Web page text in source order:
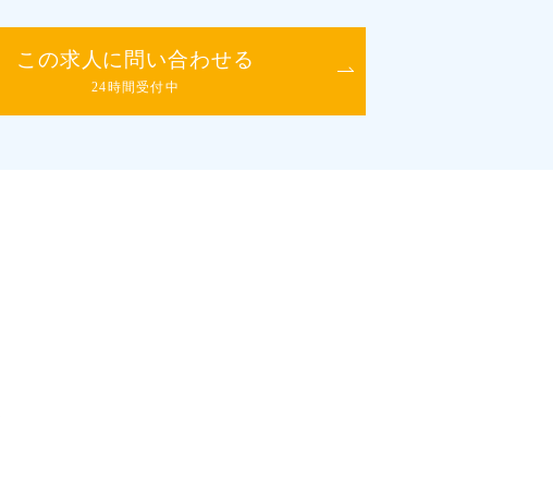
この求人に問い合わせる
24時間受付中